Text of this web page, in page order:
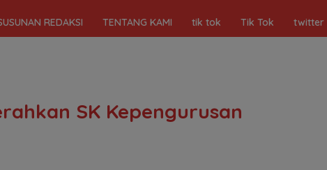
REDAKSI TENTANG KAMI tik tok Tik Tok twitter
SK Kepengurusan